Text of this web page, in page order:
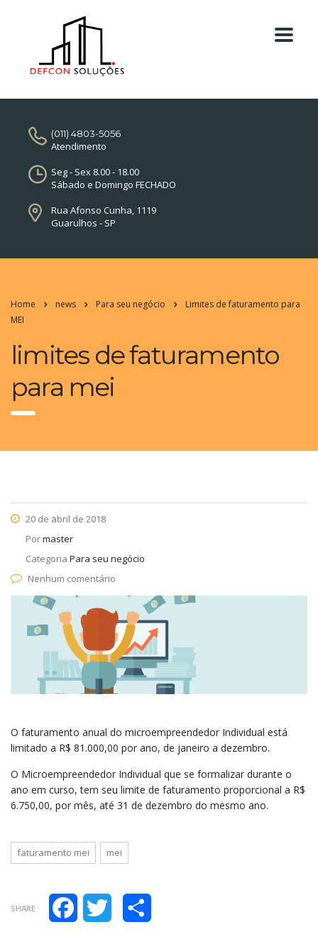
(011) 4803-5056
Atendimento
Seg - Sex 8.00 - 18.00
Sábado e Domingo FECHADO
Rua Afonso Cunha, 1119
Guarulhos - SP
Home news Para seu negócio
Limites de faturamento para
MEI
limites de faturamento
para mei
20 de abril de 2018
Pormaster
Categoria Para seu negócio
Nenhum comentário
O faturamento anual do microempreendedor Individual está
limitado a R$ 81.000,00 por ano, de janeiro a dezembro.
O Microempreendedor Individual que se formalizar durante o
ano em curso, tem seu limite de faturamento proporcional a R$
6.750,00, por mês, até 31 de dezembro do mesmo ano.
faturamento mei mei
SHARE
FacebookTwitter